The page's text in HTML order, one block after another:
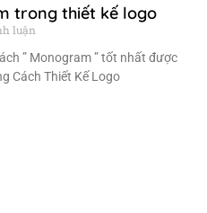
trong thiết kế logo
luận
” Monogram ” tốt nhất được
Cách Thiết Kế Logo